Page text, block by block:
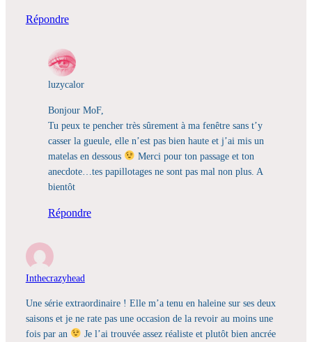
Répondre
luzycalor
Bonjour MoF,
Tu peux te pencher très sûrement à ma fenêtre sans t’y
casser la gueule, elle n’est pas bien haute et j’ai mis un
matelas en dessous
Merci pour ton passage et ton
anecdote…tes papillotages ne sont pas mal non plus. A
bientôt
Répondre
Inthecrazyhead
Une série extraordinaire ! Elle m’a tenu en haleine sur ses deux
saisons et je ne rate pas une occasion de la revoir au moins une
fois par an
Je l’ai trouvée assez réaliste et plutôt bien ancrée